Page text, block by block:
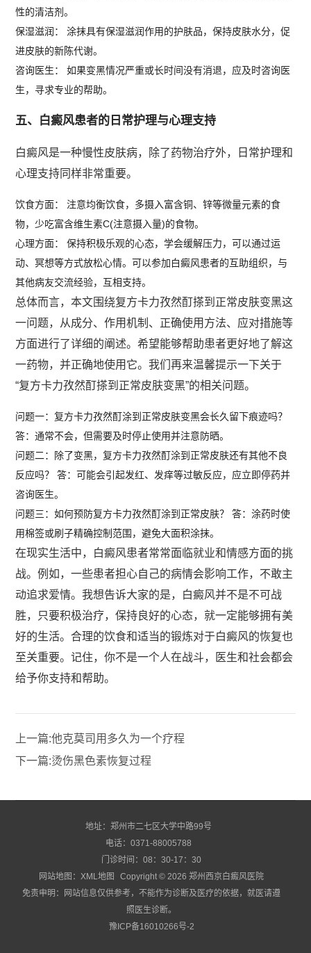
性的清洁剂。
保湿滋润： 涂抹具有保湿滋润作用的护肤品，保持皮肤水分，促
进皮肤的新陈代谢。
咨询医生： 如果变黑情况严重或长时间没有消退，应及时咨询医
生，寻求专业的帮助。
五、白癜风患者的日常护理与心理支持
白癜风是一种慢性皮肤病，除了药物治疗外，日常护理和
心理支持同样非常重要。
饮食方面： 注意均衡饮食，多摄入富含铜、锌等微量元素的食
物，少吃富含维生素C(注意摄入量)的食物。
心理方面： 保持积极乐观的心态，学会缓解压力，可以通过运
动、冥想等方式放松心情。可以参加白癜风患者的互助组织，与
其他病友交流经验，互相支持。
总体而言，本文围绕复方卡力孜然酊搽到正常皮肤变黑这
一问题，从成分、作用机制、正确使用方法、应对措施等
方面进行了详细的阐述。希望能够帮助患者更好地了解这
一药物，并正确地使用它。我们再来温馨提示一下关于
“复方卡力孜然酊搽到正常皮肤变黑”的相关问题。
问题一：复方卡力孜然酊涂到正常皮肤变黑会长久留下痕迹吗？
答：通常不会，但需要及时停止使用并注意防晒。
问题二：除了变黑，复方卡力孜然酊涂到正常皮肤还有其他不良
反应吗？ 答：可能会引起发红、发痒等过敏反应，应立即停药并
咨询医生。
问题三：如何预防复方卡力孜然酊涂到正常皮肤？ 答：涂药时使
用棉签或刷子精确控制范围，避免大面积涂抹。
在现实生活中，白癜风患者常常面临就业和情感方面的挑
战。例如，一些患者担心自己的病情会影响工作，不敢主
动追求爱情。我想告诉大家的是，白癜风并不是不可战
胜，只要积极治疗，保持良好的心态，就一定能够拥有美
好的生活。合理的饮食和适当的锻炼对于白癜风的恢复也
至关重要。记住，你不是一个人在战斗，医生和社会都会
给予你支持和帮助。
上一篇:他克莫司用多久为一个疗程
下一篇:烫伤黑色素恢复过程
地址：郑州市二七区大学中路99号
电话：0371-88005788
门诊时间：08：30-17：30
网站地图：XML地图 Copyright © 2026郑州西京白癜风医院
免责申明：网站信息仅供参考，不能作为诊断及医疗的依据，就医请遵
照医生诊断。
豫ICP备16010266号-2